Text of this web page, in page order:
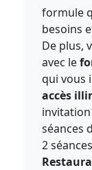
formule
besoins
De plus,
avec le
qui vous
accès
invitation
séances
2